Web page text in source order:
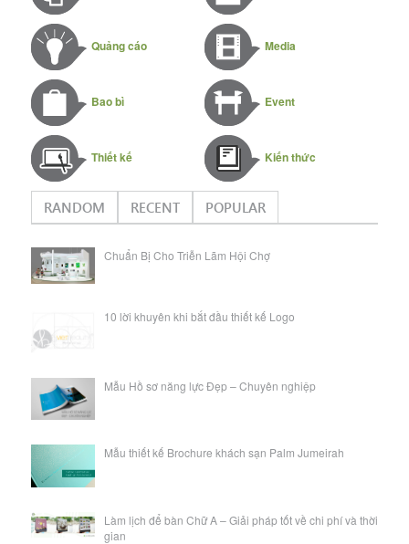
Quảng cáo
Bao bì
Thiết kế
Media
Event
Kiến thức
RANDOM RECENT POPULAR
Chuẩn Bị Cho Triễn Lãm Hội Chợ
10 lời khuyên khi bắt đầu thiết kế Logo
Mẫu Hồ sơ năng lực Đẹp – Chuyên nghiệp
Mẫu thiết kế Brochure khách sạn Palm Jumeirah
Làm lịch để bàn Chữ A – Giải pháp tốt về chi phí và thời
gian